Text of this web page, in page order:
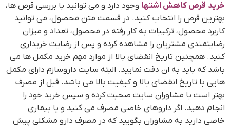
خرید قرص کاهش اشتها وجود دارد و می توانید با بررسی قرص ها،
بهترین قرص را انتخاب کنید. در قسمت متن محصول، می توانید
کاربرد محصول، ترکیبات به کار رفته در محصول، تعداد و میزان
رضایتمندی مشتریان را مشاهده کرده و پس از رضایت خریداری
کنید. همچنین تاریخ انقضای بالا از موارد مهم خرید مکمل ها می
باشد که باید به ان دقت نمایید. البته سایت داروسازم دارای مکمل
هایی با تاریخ انقضای بالا و کیفیت بالا می باشد. قبل از مصرف
بهتر است با مشاوران سایت صحبت کرده و سپس خرید خود را
انجام دهید. اگر داروهای خاصی مصرف می کنید و یا بیماری
خاصی دارید به مشاوران بگویید که در مصرف دارو مشکلی پیش